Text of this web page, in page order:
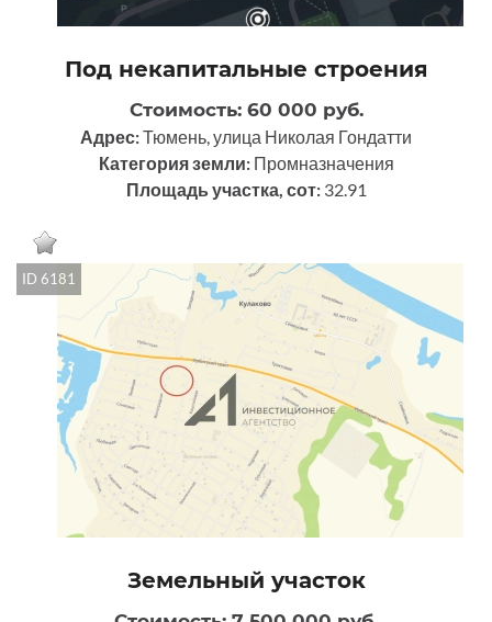
Под некапитальные строения
Стоимость: 60 000 руб.
Адрес:Тюмень, улица Николая Гондатти
Категория земли: Промназначения
Площадь участка, сот: 32.91
ID 6181
Земельный участок